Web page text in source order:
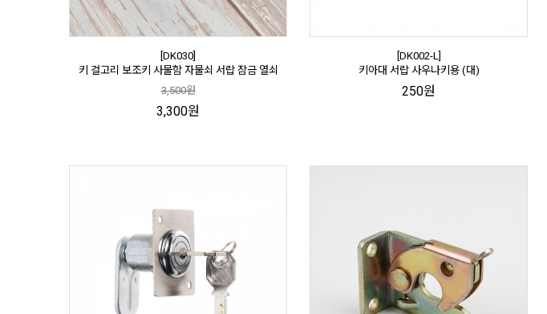
[DK030]
키 걸고리 보조키 사물함 자물쇠 서랍 잠금 열쇠
3,500원
3,300원
[DK002-L]
키아대 서랍 사우나키용 (대)
250원